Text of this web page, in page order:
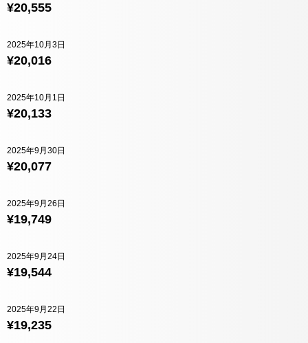
¥20,555
¥20,016
2025年10月3日
¥20,133
2025年10月1日
¥20,077
2025年9月30日
¥19,749
2025年9月26日
¥19,544
2025年9月24日
¥19,235
2025年9月22日